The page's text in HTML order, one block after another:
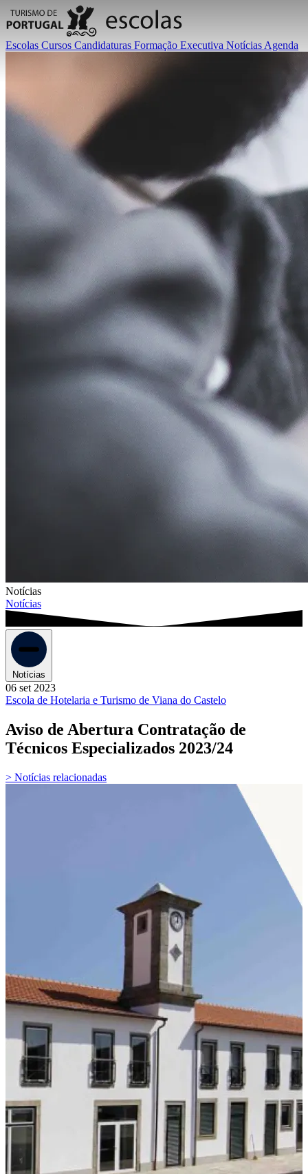
Escolas Cursos Candidaturas Formação Executiva Notícias Agenda
Notícias
Notícias
Notícias
06 set 2023
Escola de Hotelaria e Turismo de Viana do Castelo
Aviso de Abertura Contratação de
Técnicos Especializados 2023/24
> Notícias relacionadas